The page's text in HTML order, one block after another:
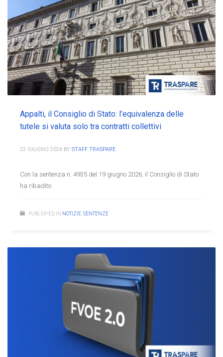
Appalti, il Consiglio di Stato: l’equivalenza delle
tutele si valuta solo tra contratti collettivi
22 GIUGNO 2026 BY STAFF TRASPARE
Con la sentenza n. 4935 del 19 giugno 2026, il Consiglio di Stato
ha ribadito
PUBLISHED IN NOTIZIE SENTENZE